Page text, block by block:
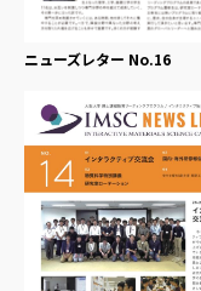
ニューズレター No.16